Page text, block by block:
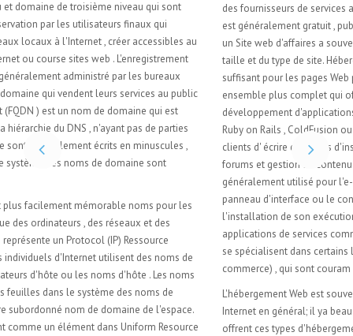
des fournisseurs de services alternatifs . Héberger un Site Web personnel
est généralement gratuit , publicité parrainée , ou peu coûteux. Héberger
un Site web d'affaires a souvent une charge plus élevée en fonction de la
taille et du type de site. Héberger une page simple est généralement
suffisant pour les pages Web personnelles . Un site complexe nécessite un
ensemble plus complet qui offre un soutien de base de données et le
développement d'applications plates-formes (par exemple, PHP , Java ,
Ruby on Rails , ColdFusion ou ASP.NET ) . Ces installations permettent aux
clients d' écrire de scripts d'installation pour les applications comme les
forums et gestion de contenu . Aussi , Secure Sockets Layer ( SSL ) est
généralement utilisé pour l'e- commerce . L'hôte peut également fournir un
panneau d'interface ou le contrôle de la gestion du serveur Web et
l'installation de son exécution , ainsi que d'autres modules et des
applications de services comme le courrier électronique . Certains hôtes
se spécialisent dans certains logiciels ou services (par exemple, e -
commerce) , qui sont couram
L'hébergement Web est souvent fourni dans le cadre d'un plan d'accès à
Internet en général; il ya beaucoup de fournisseurs gratuits et payants qui
offrent ces types d'hébergement web. Un client doit évaluer les besoins de